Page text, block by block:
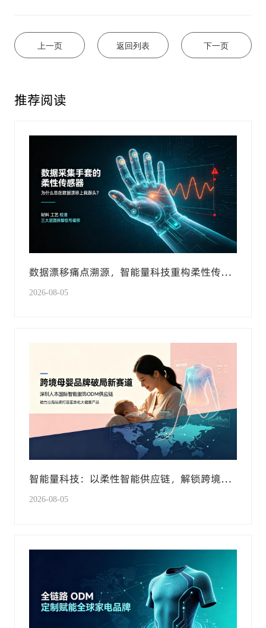
上一页 返回列表 下一页
推荐阅读
数据漂移痛点溯源，智能量科技重构柔性传感
手套产业化技术标准
2026-08-05
智能量科技：以柔性智能供应链，解锁跨境母
婴大健康新赛道
2026-08-05